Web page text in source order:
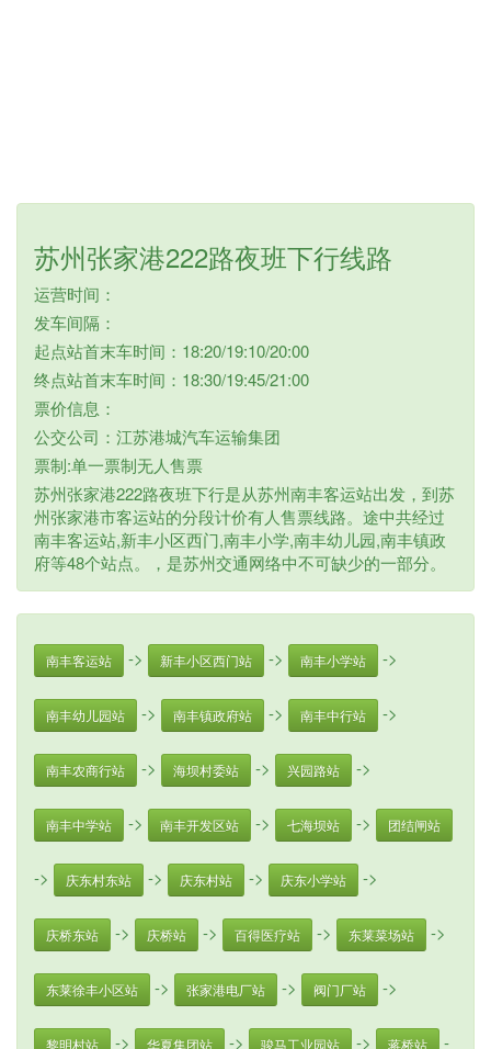
苏州张家港222路夜班下行线路
运营时间：
发车间隔：
起点站首末车时间：18:20/19:10/20:00
终点站首末车时间：18:30/19:45/21:00
票价信息：
公交公司：江苏港城汽车运输集团
票制:单一票制无人售票
苏州张家港222路夜班下行是从苏州南丰客运站出发，到苏
州张家港市客运站的分段计价有人售票线路。途中共经过
南丰客运站,新丰小区西门,南丰小学,南丰幼儿园,南丰镇政
府等48个站点。，是苏州交通网络中不可缺少的一部分。
南丰客运站 -> 新丰小区西门站 -> 南丰小学站 ->
南丰幼儿园站 -> 南丰镇政府站 -> 南丰中行站 ->
南丰农商行站 -> 海坝村委站 -> 兴园路站 ->
南丰中学站 -> 南丰开发区站 -> 七海坝站 -> 团结闸站
-> 庆东村东站 -> 庆东村站 -> 庆东小学站 ->
庆桥东站 -> 庆桥站 -> 百得医疗站 -> 东莱菜场站 ->
东莱徐丰小区站 -> 张家港电厂站 -> 阀门厂站 ->
黎明村站 -> 华夏集团站 -> 骏马工业园站 -> 蒋桥站 -